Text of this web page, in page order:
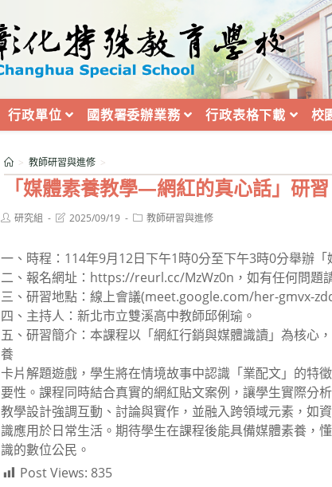
行政單位 國教署委辦業務 行政表格下載 校
「媒體素養教學—網紅的真心話」研習
> 教師研習與進修 >
Post研究組
Post2025/09/19
Post教師研習與進修
一、時程：114年9月12日下午1時0分至下午3時0分舉辦
二、報名網址：https://reurl.cc/MzWz0n，如有任何問題
三、研習地點：線上會議(meet.google.com/her-gmvx-
四、主持人：新北市立雙溪高中教師邱俐瑜。
五、研習簡介：本課程以「網紅行銷與媒體識讀」為核心
養
卡片解題遊戲，學生將在情境故事中認識「業配文」的特
要性。課程同時結合真實的網紅貼文案例，讓學生實際分
教學設計強調互動、討論與實作，並融入跨領域元素，如
識應用於日常生活。期待學生在課程後能具備媒體素養，
識的數位公民。
Post Views: 835